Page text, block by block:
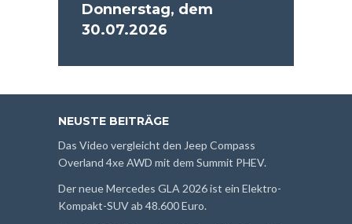
Donnerstag, dem
30.07.2026
NEUSTE BEITRÄGE
Das Video vergleicht den Jeep Compass
Overland 4xe AWD mit dem Summit PHEV.
Der neue Mercedes GLA 2026 ist ein Elektro-
Kompakt-SUV ab 48.600 Euro.